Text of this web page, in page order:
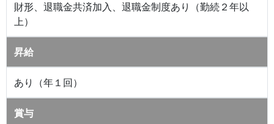
財形、退職金共済加入、退職金制度あり（勤続２年以
上）
昇給
あり（年１回）
賞与